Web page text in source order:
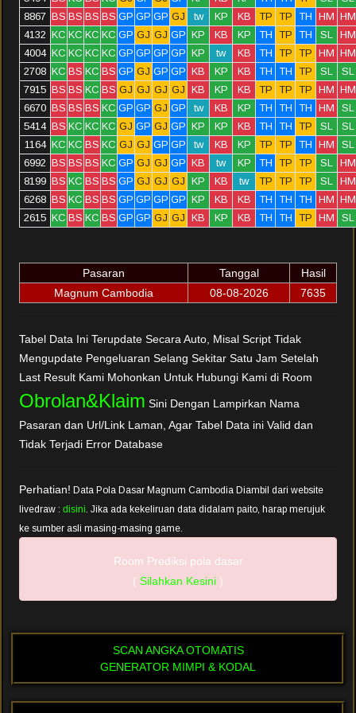
8867 BS BS BS BS GP GP GP GJ tw KP KB TP TP TH HM HM
4132 KC KC KC KC GP GJ GJ GP KP KB KP TH TP TH SL HM
4004 KC KC KC KC GP GP GP GP KP tw KB TH TP TP HM HM
2708 KC BS KC BS GP GJ GP GP KB KP KB TH TH TP SL
SL
7915 BS BS KC BS GJ GJ GJ GJ KB KP KB TP TP TP HM HM
6670 BS BS BS KC GP GP GJ GP tw KB KP TH TH TH HM
SL
5414 BS KC KC KC GJ GP GJ GP KP KP KB TH TH TP SL
SL
1164 KC KC BS KC GJ GJ GP GP tw KB KP TP TP TH HM
SL
6992 BS BS BS KC GP GJ GJ GP KB tw KP TH TP TP SL HM
8199 BS KC BS BS GP GJ GJ GJ KP KB tw TP TP TP SL HM
6268 BS KC BS BS GP GP GP GP KP KB KB TH TH TH HM HM
2615 KC BS KC BS GP GP GJ GJ KB KP KB TH TH TP HM SL
Pasaran Tanggal
Hasil
Magnum Cambodia
08-08-2026 7635
Tabel Data Ini Terupdate Secara Auto, Misal Script Tidak
Mengupdate Pengeluaran Selang Sekitar Satu Jam Setelah
Last Result Kami Mohonkan Untuk Hubungi Kami di Room
Obrolan&Klaim Sini Dengan Lampirkan Nama
Pasaran dan Url/Link Laman, Agar Tabel Data ini Valid dan
Tidak Terjadi Error Database
Perhatian! Data Pola Dasar Magnum Cambodia Diambil dari website
livedraw : disini. Jika ada kekeliruan data didalam paito, harap merujuk
ke sumber asli masing-masing game.
Room Prediksi pola dasar
( Silahkan Kesini )
SCAN ANGKA OTOMATIS
GENERATOR MIMPI & KODAL